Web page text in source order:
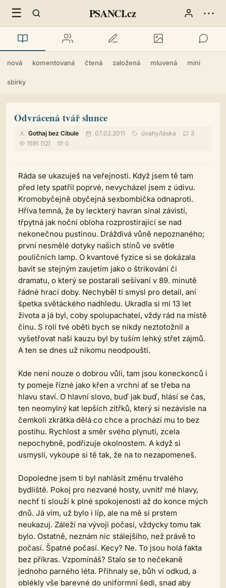
☰ PSANCI.cz ⋯
nová komentovaná čtená založená mluvená mini
sbírky
Odvrácená tvář slunce
Gothaj bez Cibule 07.02.2011 úvahy/láska
3
1591 (12)
0
Ráda se ukazuješ na veřejnosti. Když jsem tě tam
před lety spatřil poprvé, nevycházel jsem z údivu.
Kromobyčejně obyčejná sexbombička odnaproti.
Hříva temná, že by leckterý havran sinal závistí,
třpytná jak noční obloha rozprostírající se nad
nekonečnou pustinou. Dráždivá vůně nepoznaného;
první nesmělé dotyky našich stínů ve světle
pouličních lamp. O kvantové fyzice si se dokázala
bavit se stejným zaujetím jako o štrikování či
dramatu, o který se postarali sešívaní v 89. minutě
řádné hrací doby. Nechyběl ti smysl pro detail, ani
špetka světáckého nadhledu. Ukradla si mi 13 let
života a já byl, coby spolupachatel, vždy rád na místě
činu. S rolí tvé oběti bych se nikdy neztotožnil a
vyšetřovat naši kauzu byl by tuším lehký střet zájmů.
A ten se dnes už nikomu neodpouští.
Kde není nouze o dobrou vůli, tam jsou koneckonců i
ty pomeje řízné jako křen a vrchní ať se třeba na
hlavu staví. O hlavní slovo, buď jak buď, hlásí se čas,
ten neomylný kat lepších zítřků, který si nezávisle na
čemkoli zkrátka dělá co chce a prochází mu to bez
postihu. Rychlost a směr svého plynutí, zcela
nepochybně, podřizuje okolnostem. A když si
usmyslí, vykoupe si tě tak, že na to nezapomeneš.
Dopoledne jsem ti byl nahlásit změnu trvalého
bydliště. Pokoj pro nezvané hosty, uvnitř mé hlavy,
nechť ti slouží k plné spokojenosti až do konce mých
dnů. Já vím, už bylo i líp, ale na mě si prstem
neukazuj. Záleží na vývoji počasí, vždycky tomu tak
bylo. Ostatně, neznám nic stálejšího, než právě to
počasí. Špatné počasí. Kecy? Ne. To jsou holá fakta
bez příkras. Vzpomínáš? Stalo se to nečekaně
jednoho parného léta. Přihnaly se, bůh ví odkud, a
oblékly vše barevné do uniformní šedi, snad aby